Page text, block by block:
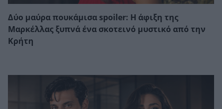
Δύο μαύρα πουκάμισα spoiler: Η άφιξη της
Μαρκέλλας ξυπνά ένα σκοτεινό μυστικό από την
Κρήτη